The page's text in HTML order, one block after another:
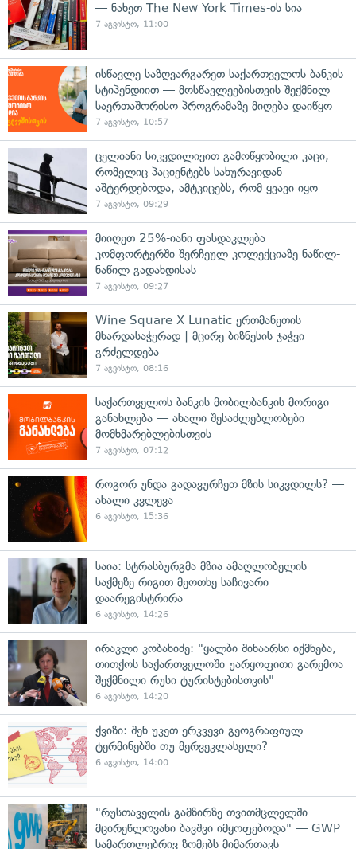
— ნახეთ The New York Times-ის სია
7 აგვისტო, 11:00
ისწავლე საზღვარგარეთ საქართველოს ბანკის
სტიპენდიით — მოსწავლეებისთვის შექმნილ
საერთაშორისო პროგრამაზე მიღება დაიწყო
7 აგვისტო, 10:57
ცელიანი სიკვდილივით გამოწყობილი კაცი,
რომელიც პაციენტებს სახურავიდან
აშტერდებოდა, ამტკიცებს, რომ ყვავი იყო
7 აგვისტო, 09:29
მიიღეთ 25%-იანი ფასდაკლება
კომფორტერში შერჩეულ კოლექციაზე ნაწილ-
ნაწილ გადახდისას
7 აგვისტო, 09:27
Wine Square X Lunatic ერთმანეთის
მხარდასაჭერად | მცირე ბიზნესის ჯაჭვი
გრძელდება
7 აგვისტო, 08:16
საქართველოს ბანკის მობილბანკის მორიგი
განახლება — ახალი შესაძლებლობები
მომხმარებლებისთვის
7 აგვისტო, 07:12
როგორ უნდა გადავურჩეთ მზის სიკვდილს? —
ახალი კვლევა
6 აგვისტო, 15:36
საია: სტრასბურგმა მზია ამაღლობელის
საქმეზე რიგით მეოთხე საჩივარი
დაარეგისტრირა
6 აგვისტო, 14:26
ირაკლი კობახიძე: "ყალბი შინაარსი იქმნება,
თითქოს საქართველოში უარყოფითი გარემოა
შექმნილი რუსი ტურისტებისთვის"
6 აგვისტო, 14:20
ქვიზი: შენ უკეთ ერკვევი გეოგრაფიულ
ტერმინებში თუ მერვეკლასელი?
6 აგვისტო, 14:00
"რუსთაველის გამზირზე თვითმცლელში
მცირეწლოვანი ბავშვი იმყოფებოდა" — GWP
სამართლებრივ ზომებს მიმართავს